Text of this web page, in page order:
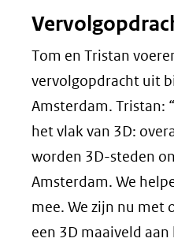
Tom en Tristan
vervolgopdracht uit
Amsterdam. Tristan:
het vlak van 3D:
worden 3D-steden
Amsterdam. We
mee. We zijn nu met
een 3D maaiveld